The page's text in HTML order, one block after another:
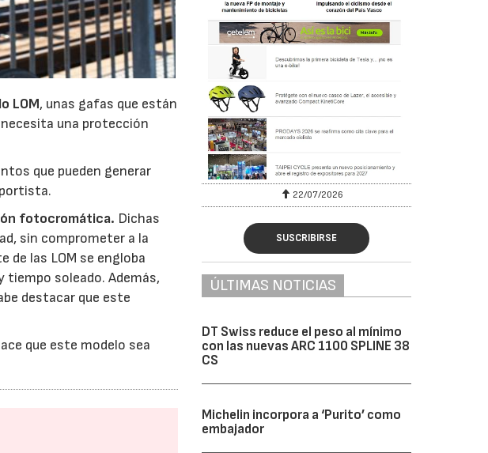
LOM, unas gafas que están
una protección
que pueden generar
fotocromática. Dichas
sin comprometer a la
las LOM se engloba
tiempo soleado. Además,
destacar que este
que este modelo sea
22/07/2026
SUSCRIBIRSE
ÚLTIMAS NOTICIAS
DT Swiss reduce el peso al mínimo
con las nuevas ARC 1100 SPLINE 38
CS
Michelin incorpora a ‘Purito’ como
embajador